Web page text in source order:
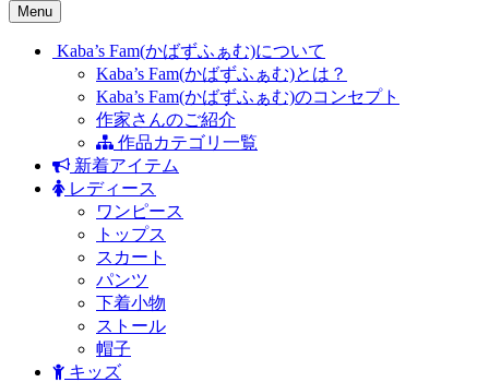
Menu
Kaba’s Fam(かばずふぁむ)について
Kaba’s Fam(かばずふぁむ)とは？
Kaba’s Fam(かばずふぁむ)のコンセプト
作家さんのご紹介
作品カテゴリ一覧
新着アイテム
レディース
ワンピース
トップス
スカート
パンツ
下着小物
ストール
帽子
キッズ